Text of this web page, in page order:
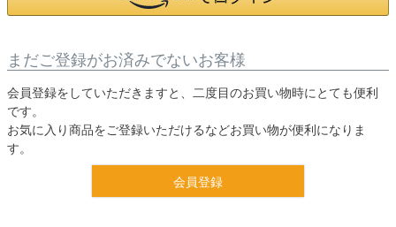
まだご登録がお済みでないお客様
会員登録をしていただきますと、二度目のお買い物時にとても便利
です。
お気に入り商品をご登録いただけるなどお買い物が便利になりま
す。
会員登録